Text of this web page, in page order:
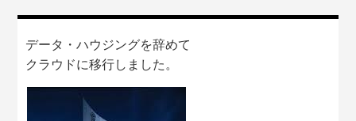
データ・ハウジングを辞めて
クラウドに移行しました。